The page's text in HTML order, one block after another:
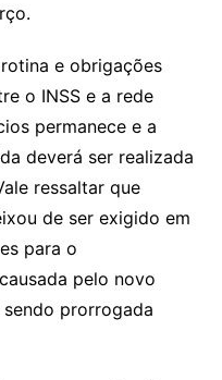
e obrigações
o INSS e a rede
permanece e a
deverá ser realizada
ressaltar que
de ser exigido em
para o
pelo novo
prorrogada